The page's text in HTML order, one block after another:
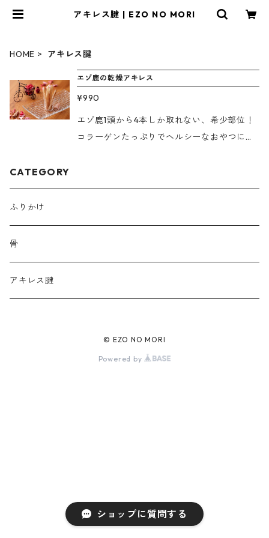
アキレス腱 | EZO NO MORI
HOME アキレス腱
エゾ鹿の乾燥アキレス
¥990
エゾ鹿1頭から4本しか取れない、希少部位！
コラーゲンたっぷりでヘルシーなおやつにな
与えてください。 内容量：約40g ※10袋以
CATEGORY
ふりかけ
骨
アキレス腱
© EZO NO MORI
Powered by
ショップに質問する